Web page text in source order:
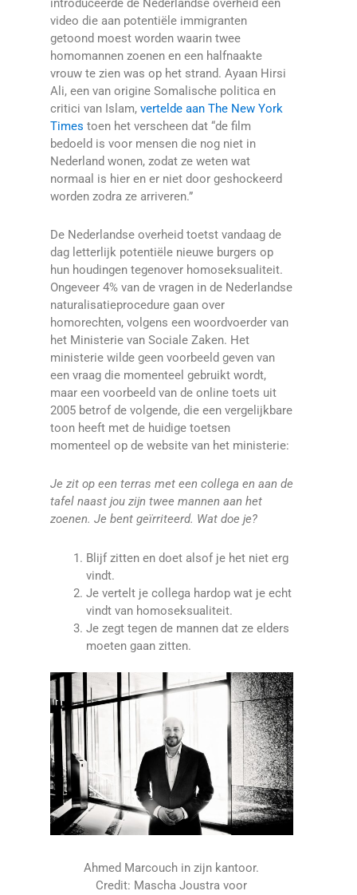
introduceerde de Nederlandse overheid een
video die aan potentiële immigranten
getoond moest worden waarin twee
homomannen zoenen en een halfnaakte
vrouw te zien was op het strand. Ayaan Hirsi
Ali, een van origine Somalische politica en
critici van Islam, vertelde aan The New York
Times toen het verscheen dat “de film
bedoeld is voor mensen die nog niet in
Nederland wonen, zodat ze weten wat
normaal is hier en er niet door geshockeerd
worden zodra ze arriveren.”
De Nederlandse overheid toetst vandaag de
dag letterlijk potentiële nieuwe burgers op
hun houdingen tegenover homoseksualiteit.
Ongeveer 4% van de vragen in de Nederlandse
naturalisatieprocedure gaan over
homorechten, volgens een woordvoerder van
het Ministerie van Sociale Zaken. Het
ministerie wilde geen voorbeeld geven van
een vraag die momenteel gebruikt wordt,
maar een voorbeeld van de online toets uit
2005 betrof de volgende, die een vergelijkbare
toon heeft met de huidige toetsen
momenteel op de website van het ministerie:
Je zit op een terras met een collega en aan de
tafel naast jou zijn twee mannen aan het
zoenen. Je bent geïrriteerd. Wat doe je?
Blijf zitten en doet alsof je het niet erg
vindt.
Je vertelt je collega hardop wat je echt
vindt van homoseksualiteit.
Je zegt tegen de mannen dat ze elders
moeten gaan zitten.
Ahmed Marcouch in zijn kantoor.
Credit: Mascha Joustra voor